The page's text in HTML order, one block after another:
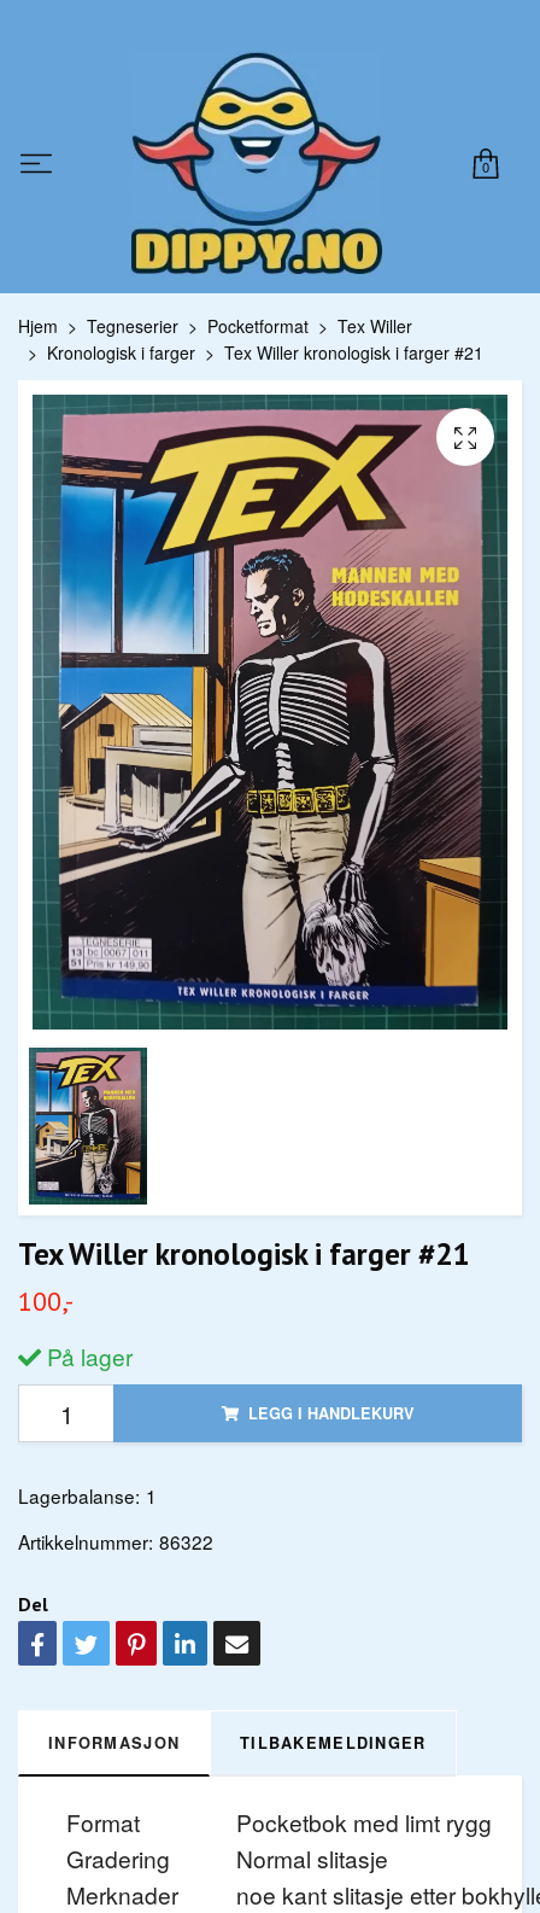
0
Hjem Tegneserier Pocketformat
Tex Willer
Kronologisk i farger
Tex Willer kronologisk i farger #21
Tex Willer kronologisk i farger #21
100,-
På lager
LEGG I HANDLEKURV
Lagerbalanse: 1
Artikkelnummer: 86322
Del
INFORMASJON TILBAKEMELDINGER
Format
Pocketbok med limt rygg
Gradering
Normal slitasje
Merknader
noe kant slitasje etter